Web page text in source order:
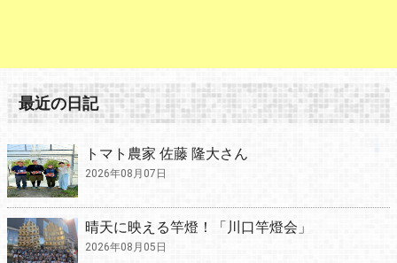
最近の日記
トマト農家 佐藤 隆大さん
2026年08月07日
晴天に映える竿燈！「川口竿燈会」
2026年08月05日